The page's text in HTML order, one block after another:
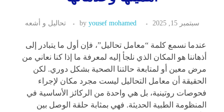
سبتمبر 15, 2025 by yousef mohamed تحاليل و أشعه
عندما نسمع كلمة “معامل تحاليل”، فإن أول ما يتبادر إلى
أذهاننا هو المكان الذي نلجأ إليه لمعرفة ما إذا كنا نعاني من
مرض معين أو لمتابعة حالتنا الصحية بشكل دوري. لكن
الحقيقة أن معامل التحاليل ليست مجرد مكان لإجراء
فحوصات روتينية، بل هي واحدة من الركائز الأساسية في
المنظومة الطبية الحديثة. فهي بمثابة حلقة الوصل بين